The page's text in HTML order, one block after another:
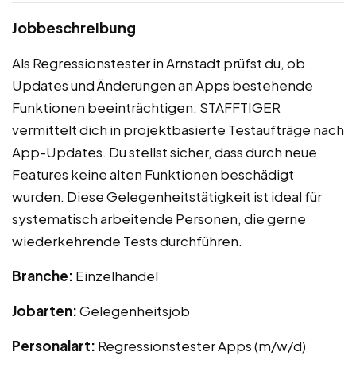
Jobbeschreibung
Als Regressionstester in Arnstadt prüfst du, ob
Updates und Änderungen an Apps bestehende
Funktionen beeinträchtigen. STAFFTIGER
vermittelt dich in projektbasierte Testaufträge nach
App-Updates. Du stellst sicher, dass durch neue
Features keine alten Funktionen beschädigt
wurden. Diese Gelegenheitstätigkeit ist ideal für
systematisch arbeitende Personen, die gerne
wiederkehrende Tests durchführen.
Branche: Einzelhandel
Jobarten:Gelegenheitsjob
Personalart: Regressionstester Apps (m/w/d)